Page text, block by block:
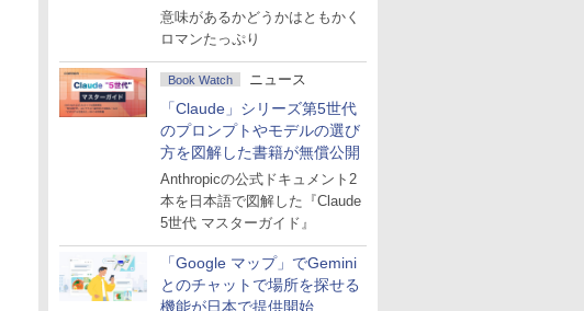
ジン
意味があるかどうかはともかく
ロマンたっぷり
Book Watch ニュース
「Claude」シリーズ第5世代
のプロンプトやモデルの選び
方を図解した書籍が無償公開
Anthropicの公式ドキュメント2
本を日本語で図解した『Claude
5世代 マスターガイド』
「Google マップ」でGemini
とのチャットで場所を探せる
機能が日本で提供開始